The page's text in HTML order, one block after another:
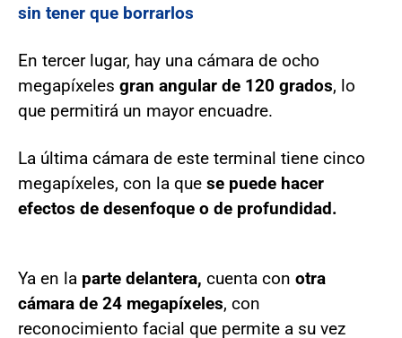
sin tener que borrarlos
En tercer lugar, hay una cámara de ocho
megapíxeles gran angular de 120 grados, lo
que permitirá un mayor encuadre.
La última cámara de este terminal tiene cinco
megapíxeles, con la que se puede hacer
efectos de desenfoque o de profundidad.
Ya en la parte delantera, cuenta con otra
cámara de 24 megapíxeles, con
reconocimiento facial que permite a su vez